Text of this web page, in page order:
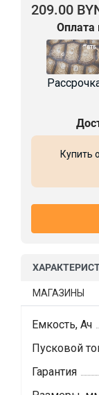
209.00
Оплата
Купить
МАГАЗИНЫ
Емкость, Ач
Пусковой
Гарантия